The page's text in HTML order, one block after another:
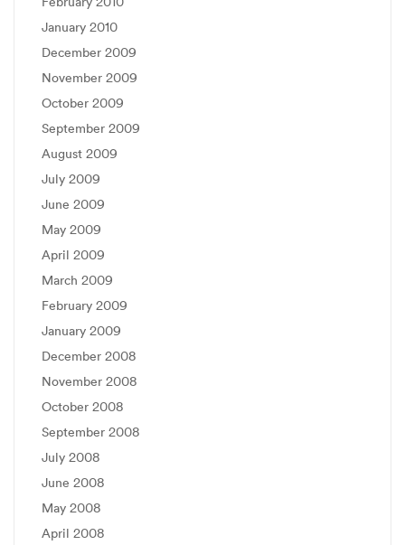
January 2010
December 2009
November 2009
October 2009
September 2009
August 2009
July 2009
June 2009
May 2009
April 2009
March 2009
February 2009
January 2009
December 2008
November 2008
October 2008
September 2008
July 2008
June 2008
May 2008
April 2008